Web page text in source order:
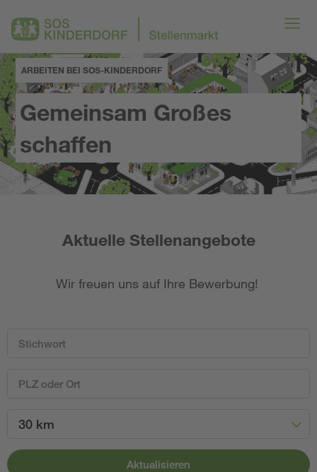
ARBEITEN BEI SOS-KINDERDORF
Gemeinsam Großes
schaffen
Aktuelle Stellenangebote
Wir freuen uns auf Ihre Bewerbung!
30 km
Aktualisieren